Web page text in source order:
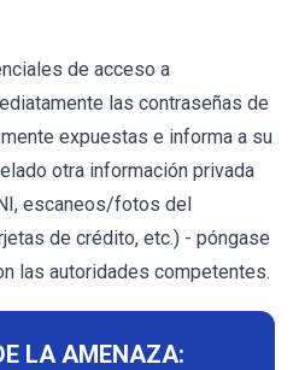
de acceso a
las contraseñas de
expuestas e informa a su
otra información privada
escaneos/fotos del
de crédito, etc.) - póngase
las autoridades competentes.
LA AMENAZA: